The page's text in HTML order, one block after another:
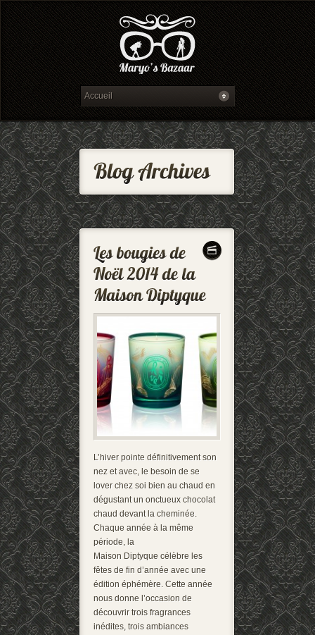
L’hiver pointe définitivement son
nez et avec, le besoin de se
lover chez soi bien au chaud en
dégustant un onctueux chocolat
chaud devant la cheminée.
Chaque année à la même
période, la
Maison Diptyque célèbre les
fêtes de fin d’année avec une
édition éphémère. Cette année
nous donne l’occasion de
découvrir trois fragrances
inédites, trois ambiances